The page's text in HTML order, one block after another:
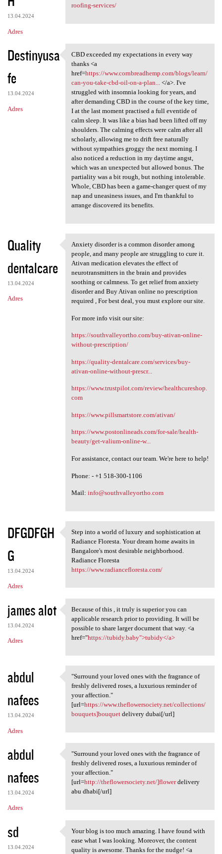
13.04.2024
Adres
roofing-services/
Destinyusa
fe
13.04.2024
Adres
CBD exceeded my expectations
CBD exceeded my expectations in every way
thanks <a
href=https://www.cornbreadhemp.com/blogs/learn/
can-you-take-cbd-oil-on-a-plan...</a>. I've
struggled with insomnia looking for years, and
after demanding CBD in the course of the key time,
I at the last moment practised a full eventide of
calm sleep. It was like a bias had been lifted off my
shoulders. The calming effects were calm after all
scholarly, allowing me to drift free naturally
without sympathies groggy the next morning. I
also noticed a reduction in my daytime angst,
which was an unexpected but allowed bonus. The
partiality was a bit rough, but nothing intolerable.
Whole, CBD has been a game-changer quest of my
nap and uneasiness issues, and I'm thankful to
arrange discovered its benefits.
Quality
dentalcare
13.04.2024
Adres
Anxiety disorder is a common
Anxiety disorder is a common disorder among
people, and many people are struggling to cure it.
Ativan medication elevates the effect of
neurotransmitters in the brain and provides
soothing or calmness. To get relief from anxiety
disorder and Buy Ativan online no prescription
required , For best deal, you must explore our site.
For more info visit our site:
https://southvalleyortho.com/buy-ativan-online-
without-prescription/
https://quality-dentalcare.com/services/buy-
ativan-online-without-prescr...
https://www.trustpilot.com/review/healthcureshop.
com
https://www.pillsmartstore.com/ativan/
https://www.postonlineads.com/for-sale/health-
beauty/get-valium-online-w...
For assistance, contact our team. We're here to help!
Phone: - +1 518-300-1106
Mail: info@southvalleyortho.com
DFGDFGH
G
13.04.2024
Adres
Step into a world of luxury
Step into a world of luxury and sophistication at
Radiance Floresta. Your dream home awaits in
Bangalore's most desirable neighborhood.
Radiance Floresta
https://www.radiancefloresta.com/
james alot
13.04.2024
Adres
Because of this , it truly is
Because of this , it truly is superior you can
applicable research prior to providing. It will be
possible to share larger document that way. <a
href="https://tubidy.baby">tubidy</a>
abdul
nafees
13.04.2024
Adres
"Surround your loved ones
"Surround your loved ones with the fragrance of
freshly delivered roses, a luxurious reminder of
your affection."
[url=https://www.theflowersociety.net/collections/
bouquets]bouquetdelivery dubai[/url]
abdul
nafees
13.04.2024
Adres
"Surround your loved ones
"Surround your loved ones with the fragrance of
freshly delivered roses, a luxurious reminder of
your affection."
[url=http://theflowersociety.net/]flowerdelivery
abu dhabi[/url]
sd
13.04.2024
Your blog is too much amazing
Your blog is too much amazing. I have found with
ease what I was looking. Moreover, the content
quality is awesome. Thanks for the nudge! <a